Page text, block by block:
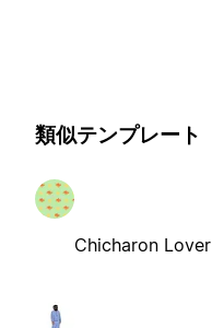
類似テンプレート
Chicharon Lover